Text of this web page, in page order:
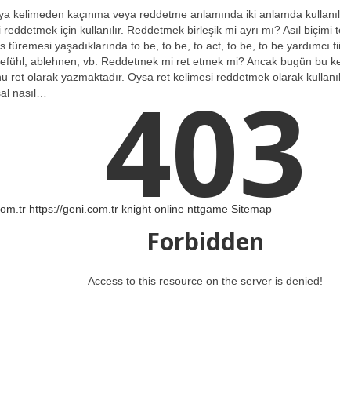
kelimeden kaçınma veya reddetme anlamında iki anlamda
için kullanılır. Reddetmek birleşik mi ayrı mı? Asıl biçimi
yaşadıklarında to be, to be, to act, to be, to be yardımcı
ablehnen, vb. Reddetmek mi ret etmek mi? Ancak bugün bu
ret olarak yazmaktadır. Oysa ret kelimesi reddetmek olarak
nasıl…
https://geni.com.tr knight online nttgame Sitemap
403
Forbidden
Access to this resource on the server is denied!